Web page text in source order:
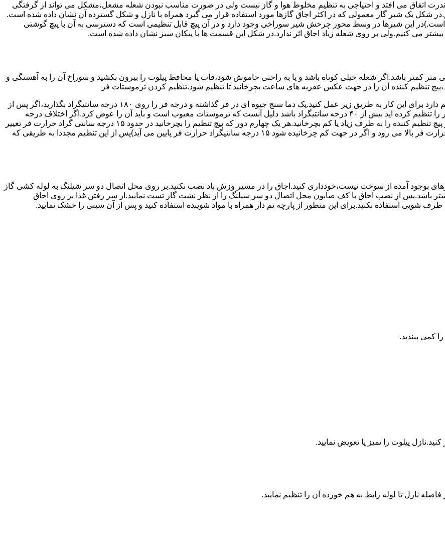
اتفاق می افتد و احتیاجی به تنظیم مخلوط هوا و گاز نیست ولی در صورت مناسب نبودن شعله مشعل،مشکل می تواند از گرفتگی
شکل یک شیر گاز معمولی که در اکثر اجاق گازها مورد استفاده قرار می گیرد همراه با نازل و شکل گسترده آن نشان داده شده است.
این شیرها در وسط محور چرخش شیر سوراخی وجود دارد و در آن پیچ قابل تنظیمی است که دسترسی به آن با پیچ گوشتی
بیشتر می کنیم.ولی بر روی شعله زیاد اجاق اثر ندارد.در شکل این قسمت ها با پیکان سبز نشان داده شده است.
پیلوت باید آبی باشد و طول شعله پیلوت معمولا نباید از ۶ میلی متر کمتر باشد.اگر شعله خیلی کوتاه باشد و یا به راحتی خاموش شود،قاب یا محافظ پیلوت را بیرون بکشید و سوراخ آن را به آهستگی و
تنظیم کننده آن را در جهت عکس عقربه های ساعت بچرخانید تا تنظیم شود.تنظیم کردن ترموستات فر
اگر حرارت فر خیلی زیاد یا خیلی کم باشد ترموستات آن احتیاج به تنظیم دارد برای این کار به طریق زیر عمل کنید.یک دما سنج جیوه ای در فر گذاشته و درجه فر را روی ۱۸۰ درجه سانتیگراد بگذارید،اگر پس از
۱۰ تا ۲۰ دقیقه اختلاف درجه ای که دماسنج نشان می دهد با آنچه که فر را تنظیم کرده اید بیش از ۴۰ درجه سانتیگراد باشد دلیل آنست که ترموستات معیوب است و باید آن را عوض کرد.اگر اختلاف درجه
دماسنج با آنچه که فر را تنظیم کرده اید کم باشد دکمه کنترل را بسته و پیچ تنظیم کننده را به طرف زیاد یا کم بچرخانید.هر یک چهارم دور که پیچ تنظیم را بچرخانید در حدود ۱۵ درجه سانتی گراد حرارت فر تغییر
می کند.(اگر پیچ تنظیم را در جهت زیاد بچرخانید ۱۵ درجه سانتی گراد حرارت فر بالا می رود و اگر در جهت کم چرخانیده شود ۱۵ درجه سانتیگراد حرارت فر پایین می آید)پس از این تنظیم مجددا به طریقی که
بوجود آمده از سوخت نیست،خودداری کنید.اجاق را در مسیر وزش باد نصب نکنید.بر روی محل اتصال دو سر شیلنگ به لوله کشی گاز
از بست مناسب استفاده شود.طول شیلنگ نباید از ۱.۵ متر بیشتر باشد.پس از نصب اجاق با کف صابون محل اتصال دو سر شیلنگ را از نظر نشت گاز تست نمایید.از سر رفتن غذا بر روی اجاق
استفاده نکنید.برای این منظور از پارچه نم دار همراه با مواد شوینده استفاده کنید و پس از آن سینی را خشک نمایید.
کمی ببندید.
پیلوت را تمیز یا تعویض نمایید.
نازل تا لوله رابط به هم خورده آن را تنظیم نمایید.